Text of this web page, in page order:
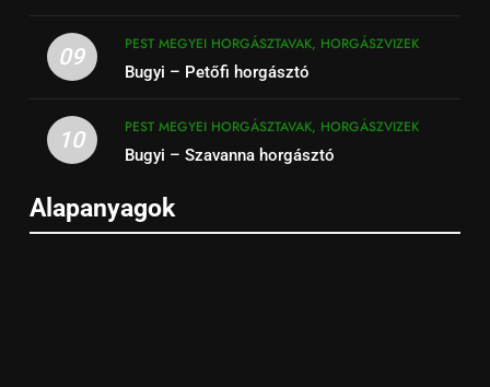
09
PEST MEGYEI HORGÁSZTAVAK, HORGÁSZVIZEK
Bugyi – Petőfi horgásztó
10
PEST MEGYEI HORGÁSZTAVAK, HORGÁSZVIZEK
Bugyi – Szavanna horgásztó
Alapanyagok